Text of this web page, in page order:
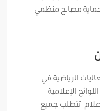
مصالح منظمي
الرياضية في
الإعلامية
تتطلب جميع